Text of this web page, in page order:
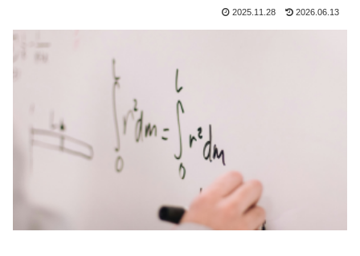
2025.11.28 2026.06.13